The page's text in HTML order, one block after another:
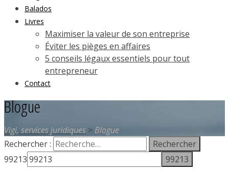
Balados
Livres
Maximiser la valeur de son entreprise
Éviter les pièges en affaires
5 conseils légaux essentiels pour tout
entrepreneur
Contact
Blogue
Vigi, services juridiques > Blogue
Rechercher :
99213